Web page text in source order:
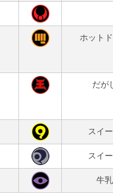
ホット
だが
スイ
スイ
牛乳